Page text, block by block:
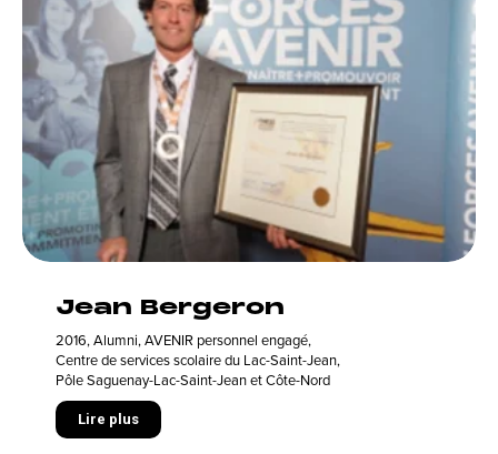
Jean Bergeron
2016,Alumni,AVENIR personnel engagé,
Centre de services scolaire du Lac-Saint-Jean,
Pôle Saguenay-Lac-Saint-Jean et Côte-Nord
Lire plus